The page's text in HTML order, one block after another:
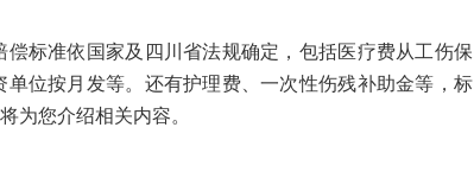
准依国家及四川省法规确定，包括医疗费从工伤保
位按月发等。还有护理费、一次性伤残补助金等，标
为您介绍相关内容。